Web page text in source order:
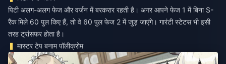
पिटी अलग-अलग फेज और वर्जन में बरकरार रहती है। अगर आपने फेज 1 में बिना S-
रैंक मिले 60 पुल किए हैं, तो वे 60 पुल फेज 2 में जुड़ जाएंगे। गारंटी स्टेटस भी इसी
तरह ट्रांसफर होता है।
मास्टर टेप बनाम पॉलीक्रोम